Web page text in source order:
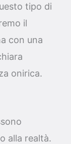
tipo di
il
con una
onirica.
alla realtà.